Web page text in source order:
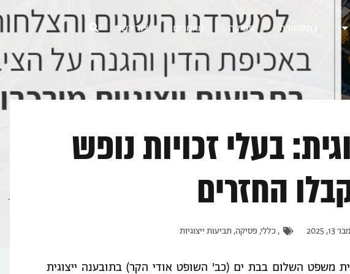
בתקשורת פסיקה מאמרים צור קשר
בעלי זכויות נופש
החזרים
2025
, כללי, פסיקה,תביעות ייצוגיות
משפט השלום בבת ים (כב' השופט אודי הקר) בתובענה ייצוגית